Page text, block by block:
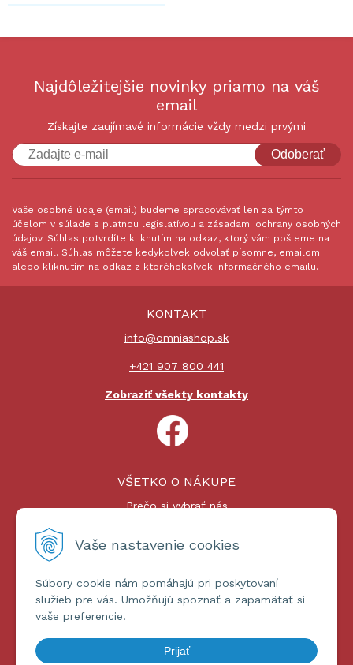
Vaše nastavenie cookies
Súbory cookie nám pomáhajú pri poskytovaní
služieb pre vás. Umožňujú spoznať a zapamätať si
vaše preferencie.
Prijať
Najdôležitejšie novinky priamo na váš
email
Získajte zaujímavé informácie vždy medzi prvými
Odoberať
Vaše osobné údaje (email) budeme spracovávať len za týmto
účelom v súlade s platnou legislatívou a zásadami ochrany osobných
údajov. Súhlas potvrdíte kliknutím na odkaz, ktorý vám pošleme na
váš email. Súhlas môžete kedykoľvek odvolať písomne, emailom
alebo kliknutím na odkaz z ktoréhokoľvek informačného emailu.
KONTAKT
info@omniashop.sk
+421 907 800 441
Zobraziť všekty kontakty
VŠETKO O NÁKUPE
Prečo si vybrať nás
Platby a doprava
ĎALŠIE INFORMÁCIE
Obchodné podmienky
Ochrana osobných údajov